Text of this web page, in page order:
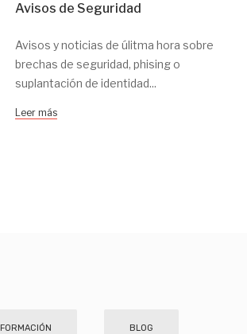
Avisos de Seguridad
Avisos y noticias de úlitma hora sobre
brechas de seguridad, phising o
suplantación de identidad...
Leer más
FORMACIÓN BLOG